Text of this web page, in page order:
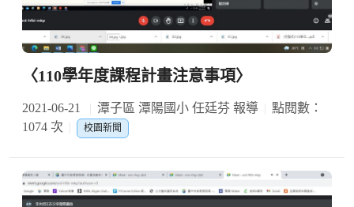
〈110學年度課程計畫注意事項〉
2021-06-21 潭子區 潭陽國小 任廷芬 報導
點閱數：
1074 次
校園新聞